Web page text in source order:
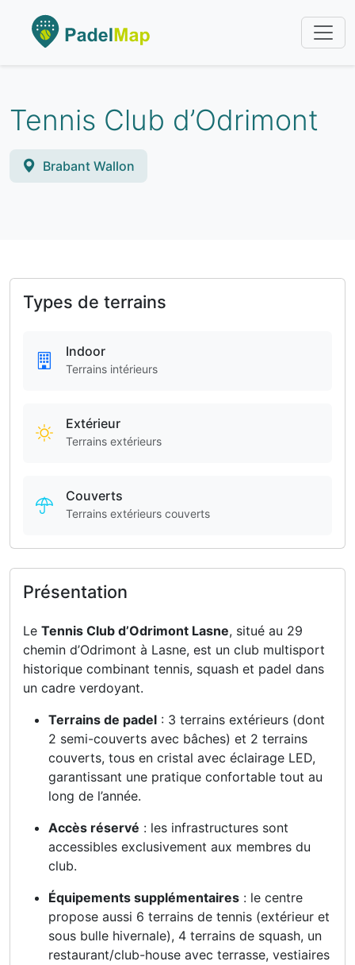
Tennis Club d’Odrimont
Brabant Wallon
Types de terrains
Indoor
Terrains intérieurs
Extérieur
Terrains extérieurs
Couverts
Terrains extérieurs couverts
Présentation
Le Tennis Club d’Odrimont Lasne, situé au 29
chemin d’Odrimont à Lasne, est un club multisport
historique combinant tennis, squash et padel dans
un cadre verdoyant.
Terrains de padel : 3 terrains extérieurs (dont
2 semi-couverts avec bâches) et 2 terrains
couverts, tous en cristal avec éclairage LED,
garantissant une pratique confortable tout au
long de l’année.
Accès réservé : les infrastructures sont
accessibles exclusivement aux membres du
club.
Équipements supplémentaires : le centre
propose aussi 6 terrains de tennis (extérieur et
sous bulle hivernale), 4 terrains de squash, un
restaurant/club-house avec terrasse, vestiaires